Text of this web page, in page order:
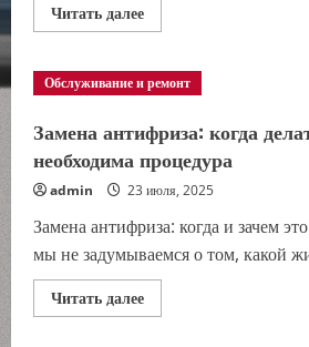
Читать далееПрочитать
больше
реальность
в
возможности
для
обучения
развлечений
Обслуживание и ремонт
Замена антифриза: когда
необходима процедура
admin 23 июля, 2025
Замена антифриза: когда и зачем
мы не задумываемся о том, какой
Читать далееПрочитать
больше